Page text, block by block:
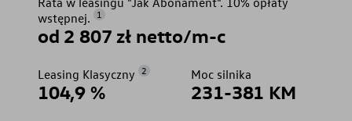
wstępnej.
1
od 2 807 zł netto/m-c
Leasing Klasyczny 2
104,9 %
Moc silnika
231-381 KM